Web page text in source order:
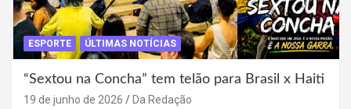
ESPORTE ÚLTIMAS NOTÍCIAS
“Sextou na Concha” tem telão para Brasil x Haiti
19 de junho de 2026 Da Redação